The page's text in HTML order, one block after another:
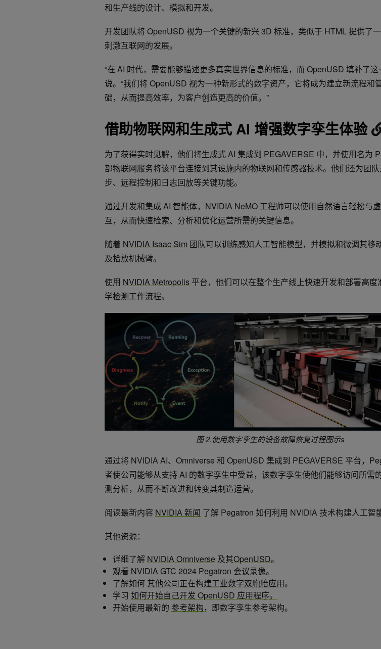
和生产线的设计、模拟和开发。
开发团队将 OpenUSD 视为一个关键的新兴 3D 标准，类似于 HTML 提供了
刺激互联网的发展。
“在 AI 时代，需要能够描述更多真实世界信息的标准，而 OpenUSD 填补了这
说。“我们将 OpenUSD 视为一种新形式的数字资产，它将成为建立新流程和
础，从而提高效率，为客户创造更高的价值。”
借助物联网和生成式 AI 增强数字孪生体验
为了获得实时见解，他们将生成式 AI 集成到 PEGAVERSE 中，并使用名为
部物联网服务将该平台连接到其设施内的物联网和传感器技术。他们还为团
步、远程控制和日志回放等关键功能。
通过开发和集成 AI 智能体， NVIDIA NeMO 工程师可以使用自然语言轻松与
互，从而快速检索、分析和优化运营所需的关键信息。
随着 NVIDIA Isaac Sim 团队可以训练感知人工智能模型，并模拟和微调其移
及拾放机械臂。
使用 NVIDIA Metropolis 平台，他们可以在整个生产线上快速开发和部署高度
学检测工作流程。
图 2.使用数字孪生的设备故障恢复过程图示s
通过将 NVIDIA AI、Omniverse 和 OpenUSD 集成到 PEGAVERSE 平台，
者使公司能够从支持 AI 的数字孪生中受益，该数字孪生使他们能够访问所需
测分析，从而不断改进和转变其制造运营。
阅读最新内容 NVIDIA 新闻 了解 Pegatron 如何利用 NVIDIA 技术构建人工智
其他资源：
详细了解 NVIDIA Omniverse 及其OpenUSD。
观看 NVIDIA GTC 2024 Pegatron 会议录像。
了解如何 其他公司正在构建工业数字双胞胎应用。
学习 如何开始自己开发 OpenUSD 应用程序。
开始使用最新的 参考架构，即数字孪生参考架构。